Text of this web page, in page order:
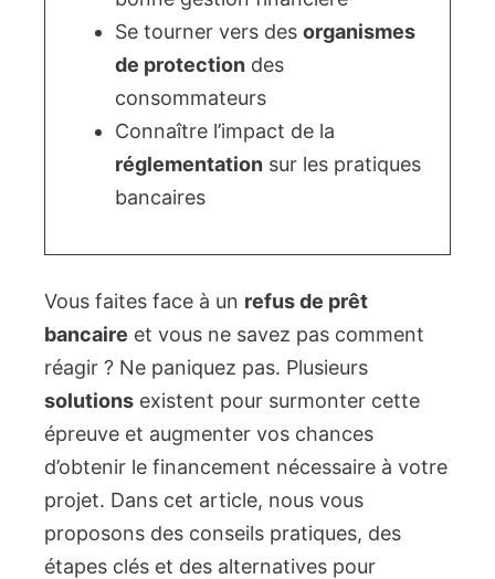
Se tourner vers des organismes
de protection des
consommateurs
Connaître l’impact de la
réglementation sur les pratiques
bancaires
Vous faites face à un refus de prêt
bancaire et vous ne savez pas comment
réagir ? Ne paniquez pas. Plusieurs
solutions existent pour surmonter cette
épreuve et augmenter vos chances
d’obtenir le financement nécessaire à votre
projet. Dans cet article, nous vous
proposons des conseils pratiques, des
étapes clés et des alternatives pour